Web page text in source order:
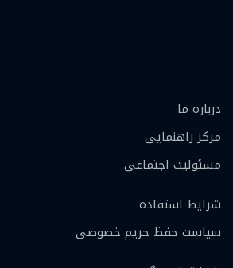
درباره ما
مرکز راهنمایی
مسئولیت اجتماعی
شرایط استفاده
سیاست حفظ حریم خصوصی